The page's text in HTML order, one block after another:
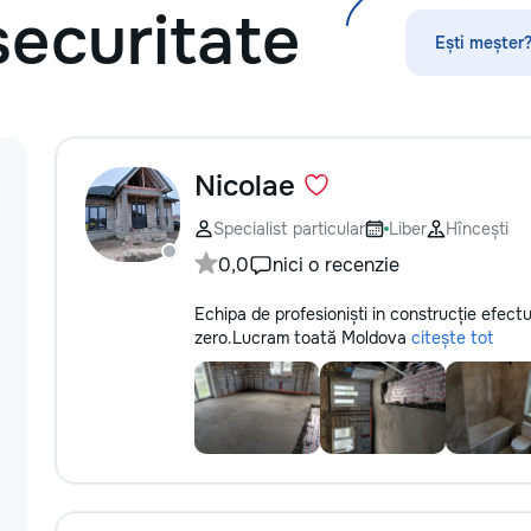
программу —
доступной -
Ești
Nicolae
Specialist particular Liber Hîncești
0,0 nici o recenzie
Echipa de profesioniști in construcție
zero.Lucram toată Moldova citește tot